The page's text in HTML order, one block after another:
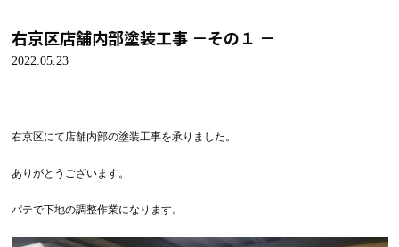
右京区店舗内部塗装工事 －その１ －
2022.05.23
右京区にて店舗内部の塗装工事を承りました。
ありがとうございます。
パテで下地の調整作業になります。